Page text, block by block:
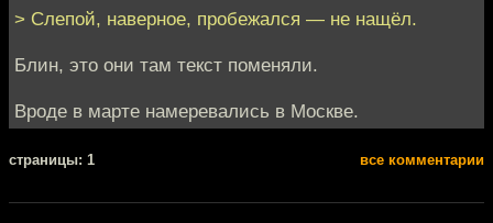
> Слепой, наверное, пробежался — не нащёл.
Блин, это они там текст поменяли.
Вроде в марте намеревались в Москве.
cтраницы: 1 все комментарии